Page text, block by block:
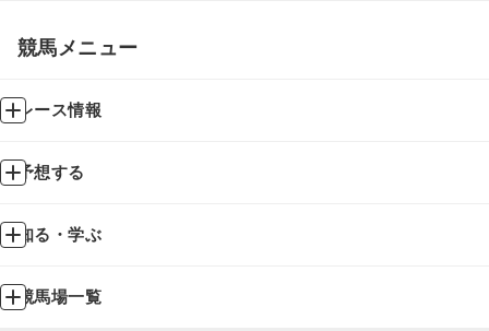
競馬メニュー
レース情報
予想する
知る・学ぶ
競馬場一覧